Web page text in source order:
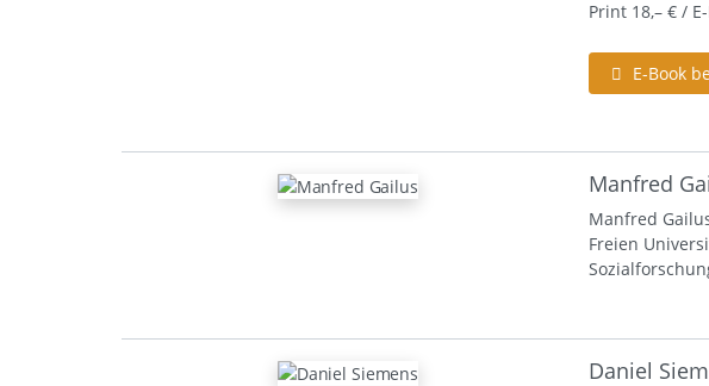
Print 18,– € /
E-Book
Manfred
Manfred
Freien
Daniel